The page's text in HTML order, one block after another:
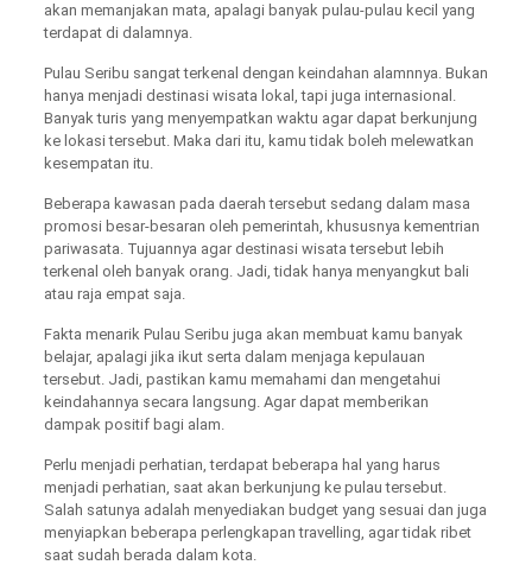
akan memanjakan mata, apalagi banyak pulau-pulau kecil yang
terdapat di dalamnya.
Pulau Seribu sangat terkenal dengan keindahan alamnnya. Bukan
hanya menjadi destinasi wisata lokal, tapi juga internasional.
Banyak turis yang menyempatkan waktu agar dapat berkunjung
ke lokasi tersebut. Maka dari itu, kamu tidak boleh melewatkan
kesempatan itu.
Beberapa kawasan pada daerah tersebut sedang dalam masa
promosi besar-besaran oleh pemerintah, khususnya kementrian
pariwasata. Tujuannya agar destinasi wisata tersebut lebih
terkenal oleh banyak orang. Jadi, tidak hanya menyangkut bali
atau raja empat saja.
Fakta menarik Pulau Seribu juga akan membuat kamu banyak
belajar, apalagi jika ikut serta dalam menjaga kepulauan
tersebut. Jadi, pastikan kamu memahami dan mengetahui
keindahannya secara langsung. Agar dapat memberikan
dampak positif bagi alam.
Perlu menjadi perhatian, terdapat beberapa hal yang harus
menjadi perhatian, saat akan berkunjung ke pulau tersebut.
Salah satunya adalah menyediakan budget yang sesuai dan juga
menyiapkan beberapa perlengkapan travelling, agar tidak ribet
saat sudah berada dalam kota.